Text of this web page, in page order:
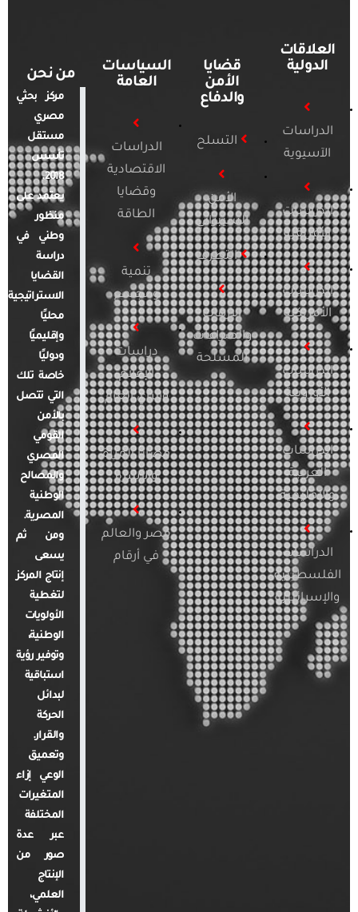
العلاقات
الدولية
الدراسات
الآسيوية
الدراسات
الأفريقية
الدراسات
الأمريكية
الدراسات
الأوروبية
الدراسات
العربية
والإقليمية
الدراسات
الفلسطينية
والإسرائيلية
قضايا
الأمن
والدفاع
التسلح
الأمن
السيبراني
التطرف
الإرهاب
والصراعات
المسلحة
السياسات
العامة
الدراسات
الاقتصادية
وقضايا
الطاقة
تنمية
ومجتمع
دراسات
الإعلام
والرأي العام
قضايا المرأة
والأسرة
مصر والعالم
في أرقام
من نحن
مركز بحثي
مصري
مستقل
تأسس
2018.
يعتمد على
منظور
وطني في
دراسة
القضايا
الاستراتيجية
محليًا
وإقليميًا
ودوليًا
خاصة تلك
التي تتصل
بالأمن
القومي
المصري
والمصالح
الوطنية
المصرية.
ومن ثم
يسعى
إنتاج المركز
لتغطية
الأولويات
الوطنية،
وتوفير رؤية
استباقية
لبدائل
الحركة
والقرار.
وتعميق
الوعي إزاء
المتغيرات
المختلفة
عبر عدة
صور من
الإنتاج
العلمي،